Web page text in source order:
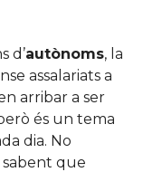
d’autònoms, la
assalariats a
arribar a ser
és un tema
dia. No
que